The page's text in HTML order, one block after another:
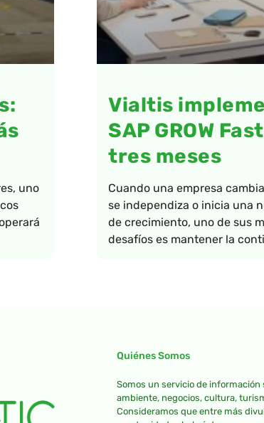
uno
Vialtis
SAP GROW
tres meses
Cuando una empresa
se independiza o inicia una
de crecimiento, uno de sus
desafíos es mantener la
Quiénes Somos
Somos un servicio de
ambiente, negocios, cultura,
Consideramos que entre más